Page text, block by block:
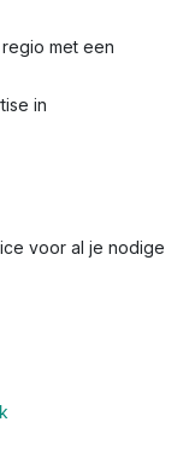
met een
in
voor al je nodige